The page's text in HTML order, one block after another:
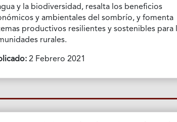
y la biodiversidad, resalta los beneficios
y ambientales del sombrío, y fomenta
productivos resilientes y sostenibles para
rurales.
2 Febrero 2021